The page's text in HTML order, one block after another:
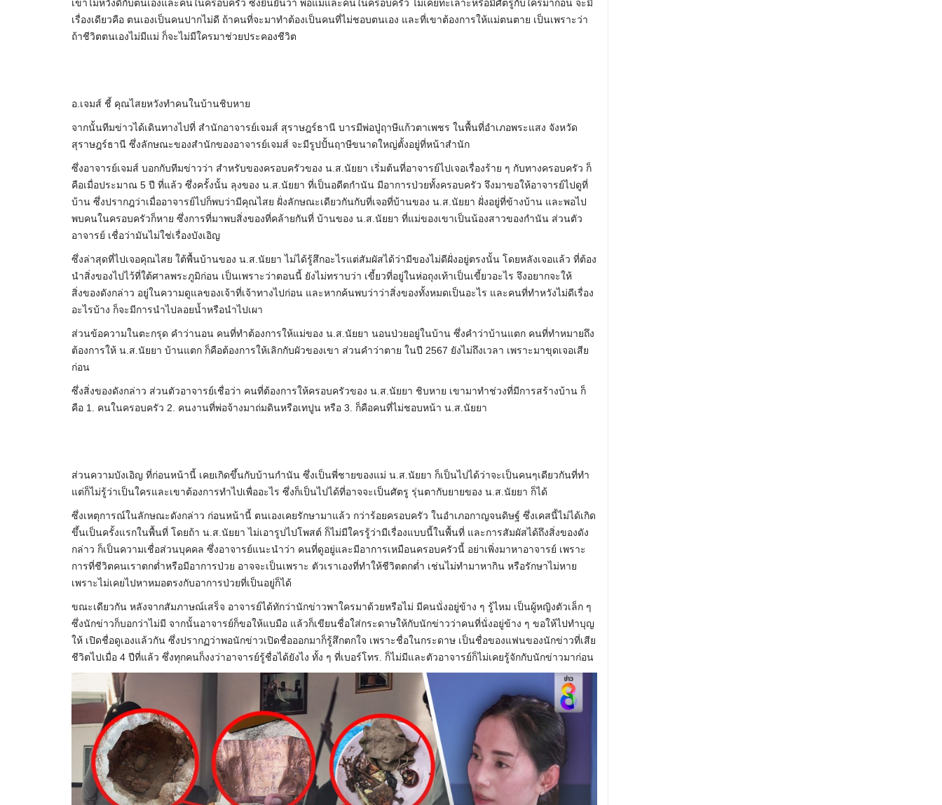
เขาไม่หวังดีกับตนเองและคนในครอบครัว ซึ่งยืนยันว่า พ่อแม่และคนในครอบครัว ไม่เคยทะเลาะหรือมีศัตรูกับใครมาก่อน จะมี
เรื่องเดียวคือ ตนเองเป็นคนปากไม่ดี ถ้าคนที่จะมาทำต้องเป็นคนที่ไม่ชอบตนเอง และที่เขาต้องการให้แม่ตนตาย เป็นเพราะว่า
ถ้าชีวิตตนเองไม่มีแม่ ก็จะไม่มีใครมาช่วยประคองชีวิต
อ.เจมส์ ชี้ คุณไสยหวังทำคนในบ้านชิบหาย
จากนั้นทีมข่าวได้เดินทางไปที่ สำนักอาจารย์เจมส์ สุราษฎร์ธานี บารมีพ่อปู่ฤาษีแก้วตาเพชร ในพื้นที่อำเภอพระแสง จังหวัด
สุราษฎร์ธานี ซึ่งลักษณะของสำนักของอาจารย์เจมส์ จะมีรูปปั้นฤาษีขนาดใหญ่ตั้งอยู่ที่หน้าสำนัก
ซึ่งอาจารย์เจมส์ บอกกับทีมข่าวว่า สำหรับของครอบครัวของ น.ส.นัยยา เริ่มต้นที่อาจารย์ไปเจอเรื่องร้าย ๆ กับทางครอบครัว ก็
คือเมื่อประมาณ 5 ปี ที่แล้ว ซึ่งครั้งนั้น ลุงของ น.ส.นัยยา ที่เป็นอดีตกำนัน มีอาการป่วยทั้งครอบครัว จึงมาขอให้อาจารย์ไปดูที่
บ้าน ซึ่งปรากฎว่าเมื่ออาจารย์ไปก็พบว่ามีคุณไสย ฝั่งลักษณะเดียวกันกับที่เจอที่บ้านของ น.ส.นัยยา ฝั่งอยู่ที่ข้างบ้าน และพอไป
พบคนในครอบครัวก็หาย ซึ่งการที่มาพบสิ่งของที่คล้ายกันที่ บ้านของ น.ส.นัยยา ที่แม่ของเขาเป็นน้องสาวของกำนัน ส่วนตัว
อาจารย์ เชื่อว่ามันไม่ใช่เรื่องบังเอิญ
ซึ่งล่าสุดที่ไปเจอคุณไสย ใต้พื้นบ้านของ น.ส.นัยยา ไม่ได้รู้สึกอะไรแต่สัมผัสได้ว่ามีของไม่ดีฝั่งอยู่ตรงนั้น โดยหลังเจอแล้ว ที่ต้อง
นำสิ่งของไปไว้ที่ใต้ศาลพระภูมิก่อน เป็นเพราะว่าตอนนี้ ยังไม่ทราบว่า เขี้ยวที่อยู่ในห่อถุงเท้าเป็นเขี้ยวอะไร จึงอยากจะให้
สิ่งของดังกล่าว อยู่ในความดูแลของเจ้าที่เจ้าทางไปก่อน และหากค้นพบว่าว่าสิ่งของทั้งหมดเป็นอะไร และคนที่ทำหวังไม่ดีเรื่อง
อะไรบ้าง ก็จะมีการนำไปลอยน้ำหรือนำไปเผา
ส่วนข้อความในตะกรุด คำว่านอน คนที่ทำต้องการให้แม่ของ น.ส.นัยยา นอนป่วยอยู่ในบ้าน ซึ่งคำว่าบ้านแตก คนที่ทำหมายถึง
ต้องการให้ น.ส.นัยยา บ้านแตก ก็คือต้องการให้เลิกกับผัวของเขา ส่วนคำว่าตาย ในปี 2567 ยังไม่ถึงเวลา เพราะมาขุดเจอเสีย
ก่อน
ซึ่งสิ่งของดังกล่าว ส่วนตัวอาจารย์เชื่อว่า คนที่ต้องการให้ครอบครัวของ น.ส.นัยยา ชิบหาย เขามาทำช่วงที่มีการสร้างบ้าน ก็
คือ 1. คนในครอบครัว 2. คนงานที่พ่อจ้างมาถ่มดินหรือเทปูน หรือ 3. ก็คือคนที่ไม่ชอบหน้า น.ส.นัยยา
ส่วนความบังเอิญ ที่ก่อนหน้านี้ เคยเกิดขึ้นกับบ้านกำนัน ซึ่งเป็นพี่ชายของแม่ น.ส.นัยยา ก็เป็นไปได้ว่าจะเป็นคนๆเดียวกันที่ทำ
แต่ก็ไม่รู้ว่าเป็นใครและเขาต้องการทำไปเพื่ออะไร ซึ่งก็เป็นไปได้ที่อาจจะเป็นศัตรู รุ่นตากับยายของ น.ส.นัยยา ก็ได้
ซึ่งเหตุการณ์ในลักษณะดังกล่าว ก่อนหน้านี้ ตนเองเคยรักษามาแล้ว กว่าร้อยครอบครัว ในอำเภอกาญจนดิษฐ์ ซึ่งเคสนี้ไม่ได้เกิด
ขึ้นเป็นครั้งแรกในพื้นที่ โดยถ้า น.ส.นัยยา ไม่เอารูปไปโพสต์ ก็ไม่มีใครรู้ว่ามีเรื่องแบบนี้ในพื้นที่ และการสัมผัสได้ถึงสิ่งของดัง
กล่าว ก็เป็นความเชื่อส่วนบุคคล ซึ่งอาจารย์แนะนำว่า คนที่ดูอยู่และมีอาการเหมือนครอบครัวนี้ อย่าเพิ่งมาหาอาจารย์ เพราะ
การที่ชีวิตคนเราตกต่ำหรือมีอาการป่วย อาจจะเป็นเพราะ ตัวเราเองที่ทำให้ชีวิตตกต่ำ เช่นไม่ทำมาหากิน หรือรักษาไม่หาย
เพราะไม่เคยไปหาหมอตรงกับอาการป่วยที่เป็นอยู่ก็ได้
ขณะเดียวกัน หลังจากสัมภาษณ์เสร็จ อาจารย์ได้ทักว่านักข่าวพาใครมาด้วยหรือไม่ มีคนนั่งอยู่ข้าง ๆ รู้ไหม เป็นผู้หญิงตัวเล็ก ๆ
ซึ่งนักข่าวก็บอกว่าไม่มี จากนั้นอาจารย์ก็ขอให้แบมือ แล้วก็เขียนชื่อใส่กระดาษให้กับนักข่าวว่าคนที่นั่งอยู่ข้าง ๆ ขอให้ไปทำบุญ
ให้ เปิดชื่อดูเองแล้วกัน ซึ่งปรากฏว่าพอนักข่าวเปิดชื่อออกมาก็รู้สึกตกใจ เพราะชื่อในกระดาษ เป็นชื่อของแฟนของนักข่าวที่เสีย
ชีวิตไปเมื่อ 4 ปีที่แล้ว ซึ่งทุกคนก็งงว่าอาจารย์รู้ชื่อได้ยังไง ทั้ง ๆ ที่เบอร์โทร. ก็ไม่มีและตัวอาจารย์ก็ไม่เคยรู้จักกับนักข่าวมาก่อน